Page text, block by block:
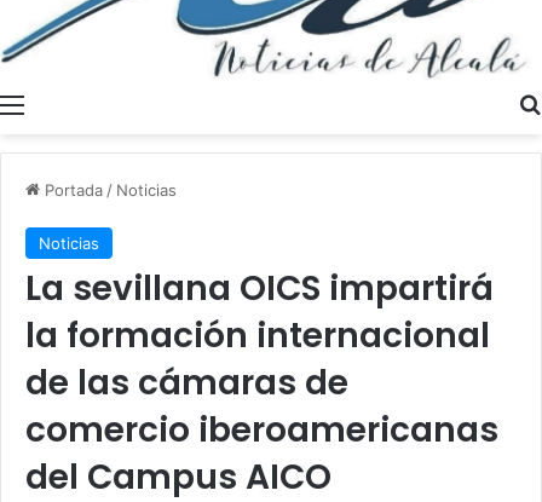
Portada / Noticias
Noticias
La sevillana OICS impartirá
la formación internacional
de las cámaras de
comercio iberoamericanas
del Campus AICO